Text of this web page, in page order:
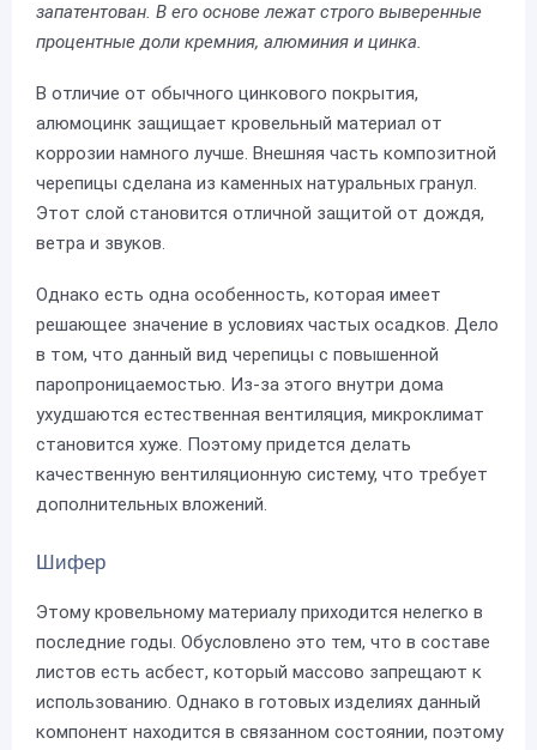
запатентован. В его основе лежат строго выверенные
процентные доли кремния, алюминия и цинка.
В отличие от обычного цинкового покрытия,
алюмоцинк защищает кровельный материал от
коррозии намного лучше. Внешняя часть композитной
черепицы сделана из каменных натуральных гранул.
Этот слой становится отличной защитой от дождя,
ветра и звуков.
Однако есть одна особенность, которая имеет
решающее значение в условиях частых осадков. Дело
в том, что данный вид черепицы с повышенной
паропроницаемостью. Из-за этого внутри дома
ухудшаются естественная вентиляция, микроклимат
становится хуже. Поэтому придется делать
качественную вентиляционную систему, что требует
дополнительных вложений.
Шифер
Этому кровельному материалу приходится нелегко в
последние годы. Обусловлено это тем, что в составе
листов есть асбест, который массово запрещают к
использованию. Однако в готовых изделиях данный
компонент находится в связанном состоянии, поэтому